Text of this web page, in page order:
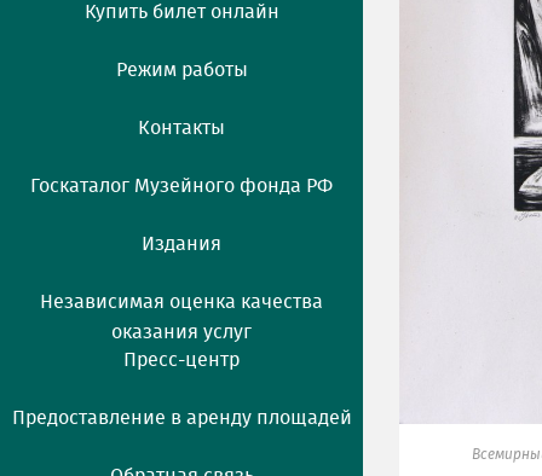
Купить билет онлайн
Режим работы
Контакты
Госкаталог Музейного фонда РФ
Издания
Независимая оценка качества
оказания услуг
Пресс-центр
Предоставление в аренду площадей